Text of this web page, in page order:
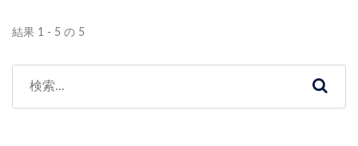
結果 1 - 5 の 5